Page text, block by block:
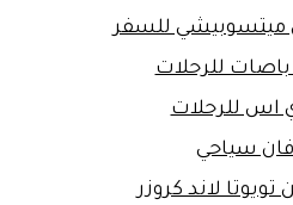
ميتسوبيشي للسفر
باصات للرحلات
اس للرحلات
فان سياحي
تويوتا لاند كروزر